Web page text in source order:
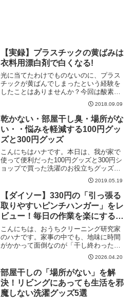
【実録】プラスチックの黄ばみは
衣料用漂白剤で白くなる!
光に当てたわけでものないのに、プラス
チックが黄ばんでしまったという経験を
したことはありませんか？今回は酸素系
液体漂白剤を使って、プラスチックの漂
2018.09.09
乾かない・部屋干し臭・場所がな
い・・悩みを軽減する100円グッ
ズと300円グッズ
こんにちはハナです。本日は、我が家で
使って便利だった100円グッズと300円シ
ョップで買った洗濯のお役立ちグッズを
紹介します。よろしければ最後までお付
き合いください。干場を増やす洗濯もの
の横にかかっている白い猿股みたいなも
のは、ダイソー商品...
2019.05.19
【ダイソー】330円の「引っ張る
取りやすいピンチハンガー」をレ
ビュー！毎日の作業を楽にする便
利グッズ
こんにちは、おうちクリーニング研究家
のハナです。家事の中でも、地味に時間
がかかって面倒なのが「干し終わった洗
濯物を取り込む作業」ではないでしょう
か。 特に、家族全員分の靴下。左右セッ
トで、しかも何足も。これをつまんで外
して、を繰り返すのは意...
2026.04.20
部屋干しの「場所がない」を解
決！リビングにあっても生活を邪
魔しない洗濯グッズ5選